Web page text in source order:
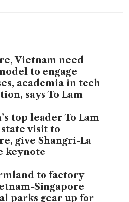
安省的第四个越南-
量劳动人口和外国直接
成熟工业中心内，支
造业的增长。
业园四期
顷
Vietnam need
to engage
academia in tech
says To Lam
top leader To Lam
visit to
give Shangri-La
keynote
to factory
Singapore
parks gear up for